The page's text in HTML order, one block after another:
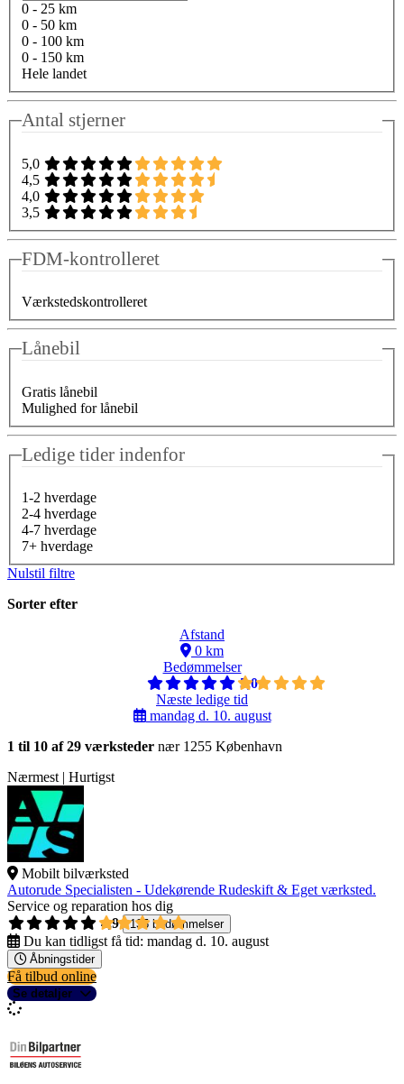
0 - 25 km
0 - 50 km
0 - 100 km
0 - 150 km
Hele landet
Antal stjerner
5,0
4,5
4,0
3,5
FDM-kontrolleret
Værkstedskontrolleret
Lånebil
Gratis lånebil
Mulighed for lånebil
Ledige tider indenfor
1-2 hverdage
2-4 hverdage
4-7 hverdage
7+ hverdage
Nulstil filtre
Sorter efter
Afstand
0 km
Bedømmelser
5,0
Næste ledige tid
mandag d. 10. august
1 til 10 af 29 værksteder nær 1255 København
Nærmest | Hurtigst
Mobilt bilværksted
Autorude Specialisten - Udekørende Rudeskift & Eget værksted.
Service og reparation hos dig
4,9
135 bedømmelser
Du kan tidligst få tid: mandag d. 10. august
Åbningstider
Få tilbud online
Se detaljer